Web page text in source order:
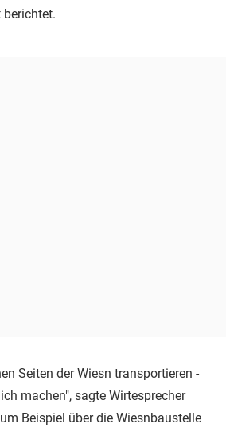
Seiten der Wiesn transportieren -
machen", sagte Wirtesprecher
Beispiel über die Wiesnbaustelle